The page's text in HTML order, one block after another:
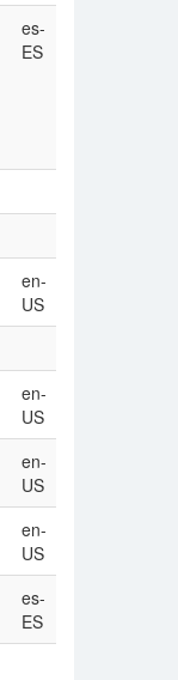
es-
ES
en-
US
en-
US
en-
US
en-
US
es-
ES